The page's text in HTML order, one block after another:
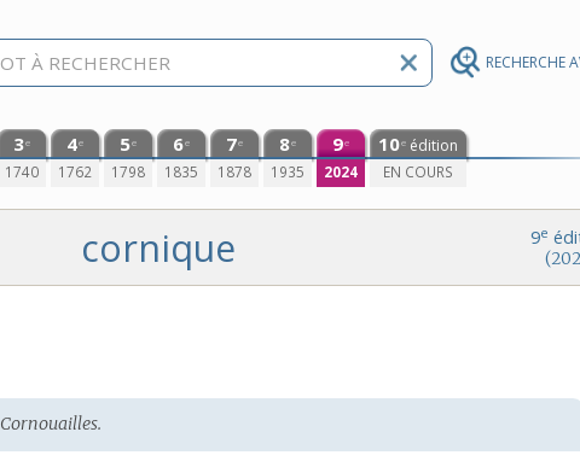
RECHERCHE
3e
1740
4e
1762
5e
1798
6e
1835
7e
1878
8e
1935
9e
2024
10e édition
EN COURS
9e
cornique
Cornouailles.